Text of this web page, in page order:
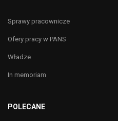
Sprawy pracownicze
Ofery pracy w PANS
Władze
In memoriam
POLECANE